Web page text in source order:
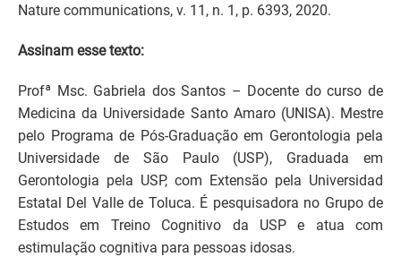
Nature communications, v. 11, n. 1, p. 6393, 2020.
Assinam esse texto:
Profª Msc. Gabriela dos Santos – Docente do curso de
Medicina da Universidade Santo Amaro (UNISA). Mestre
pelo Programa de Pós-Graduação em Gerontologia pela
Universidade de São Paulo (USP), Graduada em
Gerontologia pela USP, com Extensão pela Universidad
Estatal Del Valle de Toluca. É pesquisadora no Grupo de
Estudos em Treino Cognitivo da USP e atua com
estimulação cognitiva para pessoas idosas.